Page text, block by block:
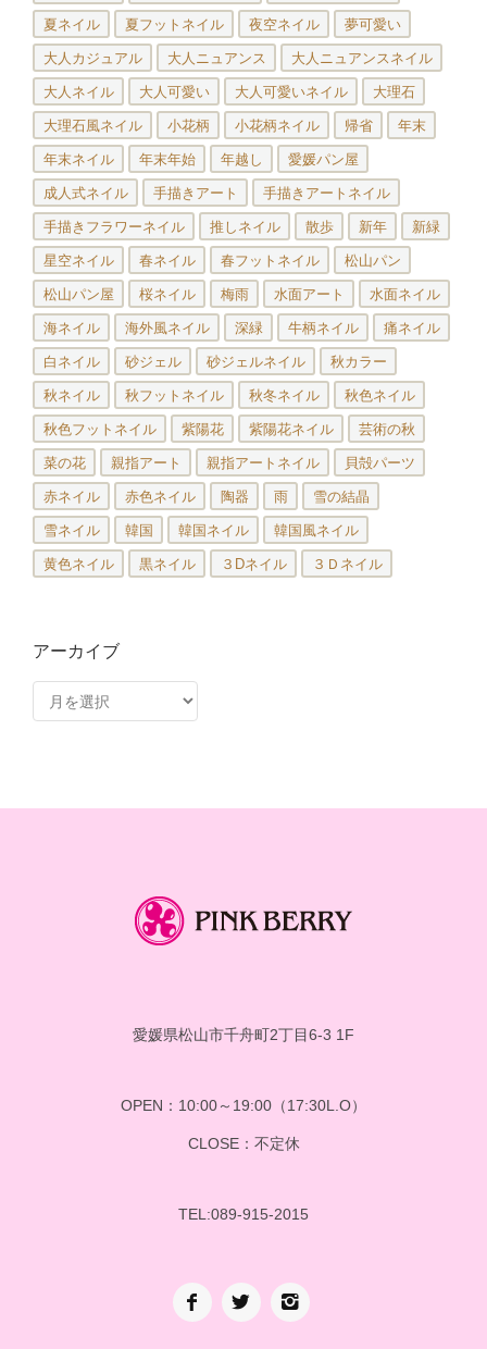
夏ネイル 夏フットネイル 夜空ネイル 夢可愛い
大人カジュアル 大人ニュアンス 大人ニュアンスネイル
大人ネイル 大人可愛い 大人可愛いネイル 大理石
大理石風ネイル 小花柄 小花柄ネイル 帰省 年末
年末ネイル 年末年始 年越し 愛媛パン屋
成人式ネイル 手描きアート 手描きアートネイル
手描きフラワーネイル 推しネイル 散歩 新年 新緑
星空ネイル 春ネイル 春フットネイル 松山パン
松山パン屋 桜ネイル 梅雨 水面アート 水面ネイル
海ネイル 海外風ネイル 深緑 牛柄ネイル 痛ネイル
白ネイル 砂ジェル 砂ジェルネイル 秋カラー
秋ネイル 秋フットネイル 秋冬ネイル 秋色ネイル
秋色フットネイル 紫陽花 紫陽花ネイル 芸術の秋
菜の花 親指アート 親指アートネイル 貝殻パーツ
赤ネイル 赤色ネイル 陶器 雨 雪の結晶
雪ネイル 韓国 韓国ネイル 韓国風ネイル
黄色ネイル 黒ネイル ３Dネイル ３Ｄネイル
アーカイブ
ー
愛媛県松山市千舟町2丁目6-3 1F
OPEN：10:00～19:00（17:30L.O）
CLOSE：不定休
TEL:089-915-2015